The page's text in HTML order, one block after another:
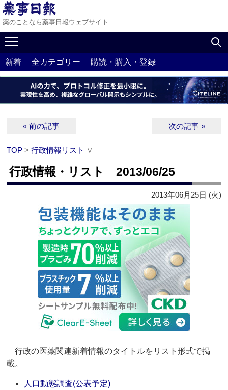
薬のことなら薬事日報ウェブサイト
新着 全カテゴリー 購読・購入・登録
« 前の記事 次の記事 »
TOP >行政情報リスト ∨
行政情報・リスト 2013/06/25
2013年06月25日 (火)
行政の医薬関連新着情報のタイトルをリスト形式で掲
載。
人口動態調査(公表予定)